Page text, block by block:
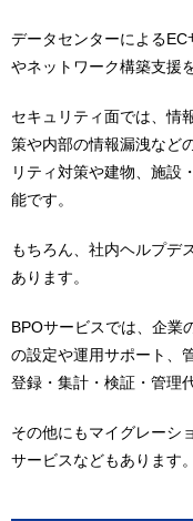
データセンターによる
やネットワーク構築支援
セキュリティ面では、情
策や内部の情報漏洩など
リティ対策や建物、施設
能です。
もちろん、社内ヘルプデ
あります。
BPOサービスでは、企業
の設定や運用サポート、
登録・集計・検証・管理
その他にもマイグレーシ
サービスなどもあります。